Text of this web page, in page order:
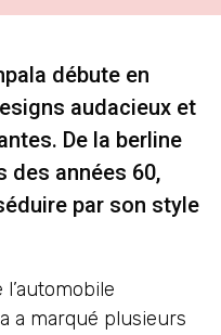
débute en
audacieux et
De la berline
des années 60,
par son style
a marqué plusieurs